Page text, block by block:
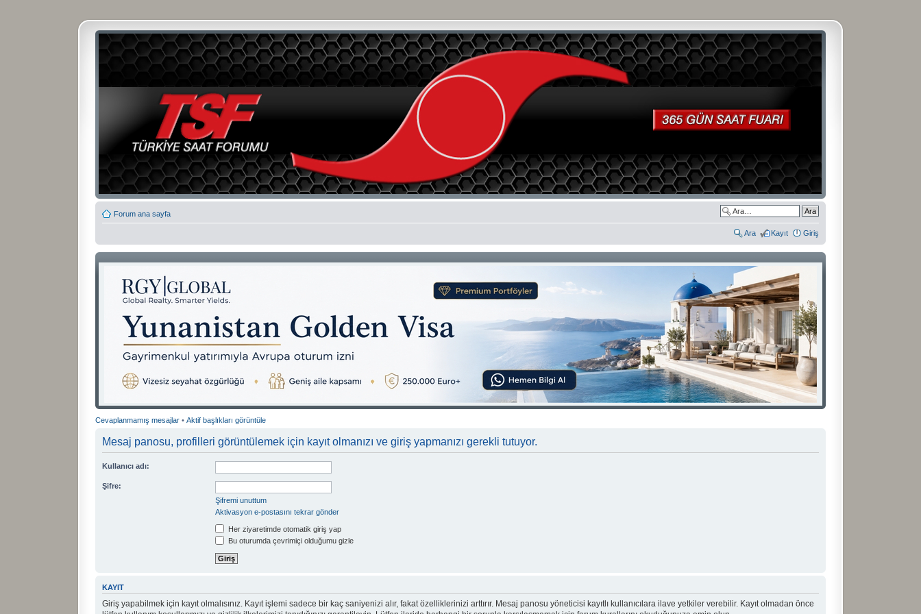
Forum ana sayfa
Ara Kayıt Giriş
Cevaplanmamış mesajlar • Aktif başlıkları görüntüle
Mesaj panosu, profilleri görüntülemek için kayıt olmanızı ve giriş yapmanızı gerekli tutuyor.
Kullanıcı adı:
Şifre:
Şifremi unuttum
Aktivasyon e-postasını tekrar gönder
Her ziyaretimde otomatik giriş yap
Bu oturumda çevrimiçi olduğumu gizle
KAYIT
Giriş yapabilmek için kayıt olmalısınız. Kayıt işlemi sadece bir kaç saniyenizi alır, fakat özelliklerinizi arttırır. Mesaj panosu yöneticisi kayıtlı kullanıcılara ilave yetkiler verebilir. Kayıt olmadan önce